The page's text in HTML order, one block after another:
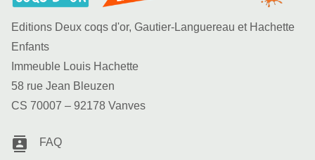
Editions Deux coqs d'or, Gautier-Languereau et Hachette
Enfants
Immeuble Louis Hachette
58 rue Jean Bleuzen
CS 70007 – 92178 Vanves
contacts FAQ